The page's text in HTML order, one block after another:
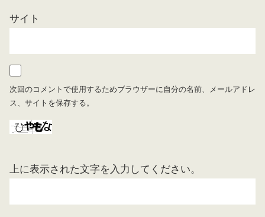
サイト
次回のコメントで使用するためブラウザーに自分の名前、メールアドレ
ス、サイトを保存する。
上に表示された文字を入力してください。